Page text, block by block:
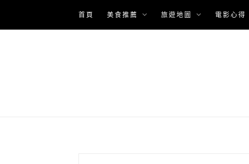
content
首頁 美食推薦 旅遊地圖 電影心得